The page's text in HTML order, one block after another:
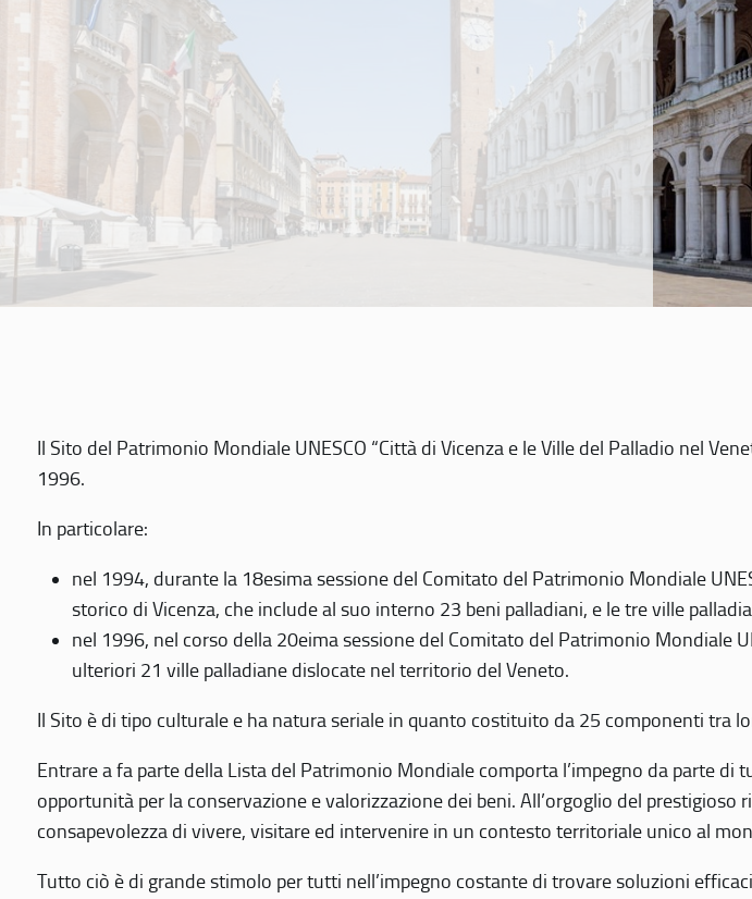
Il Sito del Patrimonio Mondiale UNESCO “Città di Vicenza e le Ville del Palladio nel
1996.
In particolare:
nel 1994, durante la 18esima sessione del Comitato del Patrimonio Mondiale
storico di Vicenza, che include al suo interno 23 beni palladiani, e le tre ville
nel 1996, nel corso della 20eima sessione del Comitato del Patrimonio Mondiale
ulteriori 21 ville palladiane dislocate nel territorio del Veneto.
Il Sito è di tipo culturale e ha natura seriale in quanto costituito da 25 componenti tra
Entrare a fa parte della Lista del Patrimonio Mondiale comporta l’impegno da parte
opportunità per la conservazione e valorizzazione dei beni. All’orgoglio del
consapevolezza di vivere, visitare ed intervenire in un contesto territoriale unico al
Tutto ciò è di grande stimolo per tutti nell’impegno costante di trovare soluzioni